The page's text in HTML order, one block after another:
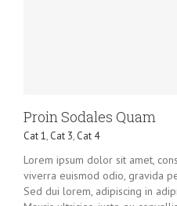
Proin Sodales Quam
Cat 1, Cat 3, Cat 4
Lorem ipsum dolor sit amet,
viverra euismod odio, gravida
Sed dui lorem, adipiscing in